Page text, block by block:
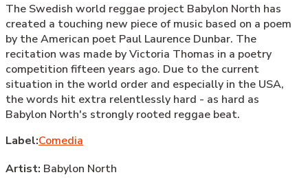
The Swedish world reggae project Babylon North has
created a touching new piece of music based on a poem
by the American poet Paul Laurence Dunbar. The
recitation was made by Victoria Thomas in a poetry
competition fifteen years ago. Due to the current
situation in the world order and especially in the USA,
the words hit extra relentlessly hard - as hard as
Babylon North's strongly rooted reggae beat.
Label:Comedia
Artist: Babylon North